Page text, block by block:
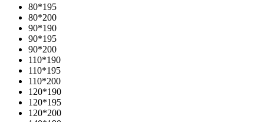
80*195
80*200
90*190
90*195
90*200
110*190
110*195
110*200
120*190
120*195
120*200